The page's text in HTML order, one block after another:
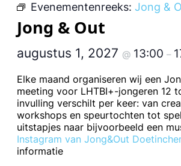
Activiteiten
Agenda
Evenementenreeks: Jong &
Jong & Out
augustus 1, 2027 @ 13:00 –
Elke maand organiseren wij een
meeting voor LHTBI+-jongeren 12
invulling verschilt per keer: van
workshops en speurtochten tot
uitstapjes naar bijvoorbeeld een
Instagram van Jong&Out
informatie